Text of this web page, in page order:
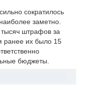
сократилось
заметно.
штрафов за
ранее их было 15
бюджеты.